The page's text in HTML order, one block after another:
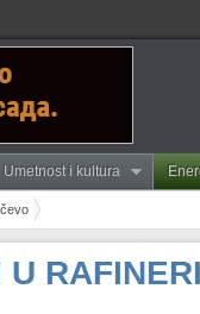
Umetnost i kultura